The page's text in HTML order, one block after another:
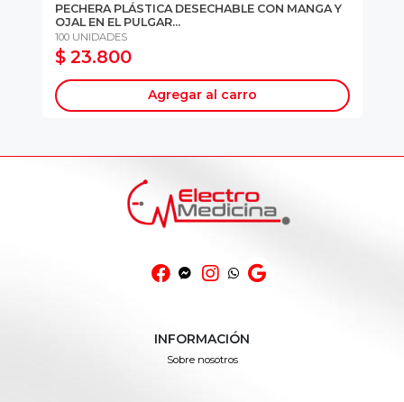
PECHERA PLÁSTICA DESECHABLE CON MANGA Y
OJAL EN EL PULGAR...
100 UNIDADES
$ 23.800
Agregar al carro
INFORMACIÓN
Sobre nosotros